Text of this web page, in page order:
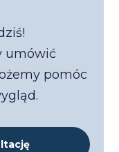
umówić
pomóc